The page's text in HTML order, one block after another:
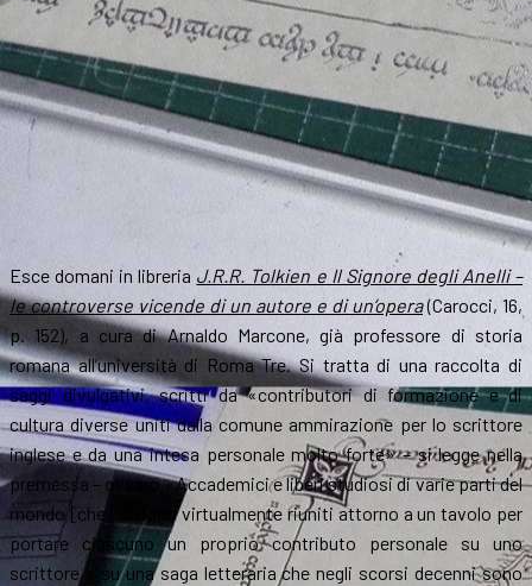
Tolkien
Esce domani in libreria J.R.R. Tolkien e Il Signore degli Anelli –
le controverse vicende di un autore e di un’opera(Carocci, 16,
p. 152), a cura di Arnaldo Marcone, già professore di storia
romana all’università di Roma Tre. Si tratta di una raccolta di
saggi divulgativi, scritti da «contributori di formazione e di
cultura diverse uniti dalla comune ammirazione per lo scrittore
inglese e da una intesa personale molto forte» – si legge nella
premessa – ovvero «Accademici e liberi studiosi di varie parti del
mondo [che] si sono virtualmente riuniti attorno a un tavolo per
portare ciascuno un proprio contributo personale su uno
scrittore e su una saga letteraria che negli scorsi decenni sono